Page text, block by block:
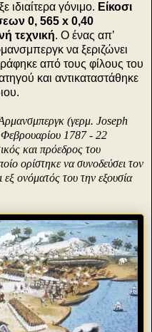
ιδιαίτερα γόνιμο. Είκοσι
0, 565 x 0,40
τεχνική. Ο ένας απ’
να ξεριζώνει
από τους φίλους του
και αντικαταστάθηκε
(γερμ. Joseph
1787 - 22
και πρόεδρος του
ορίστηκε να συνοδεύσει τον
ονόματός του την εξουσία